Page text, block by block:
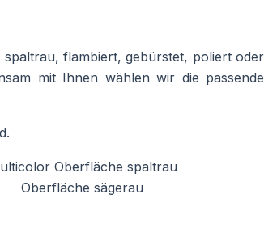
flambiert, gebürstet, poliert oder
mit Ihnen wählen wir die passende
Oberfläche spaltrau
Oberfläche sägerau